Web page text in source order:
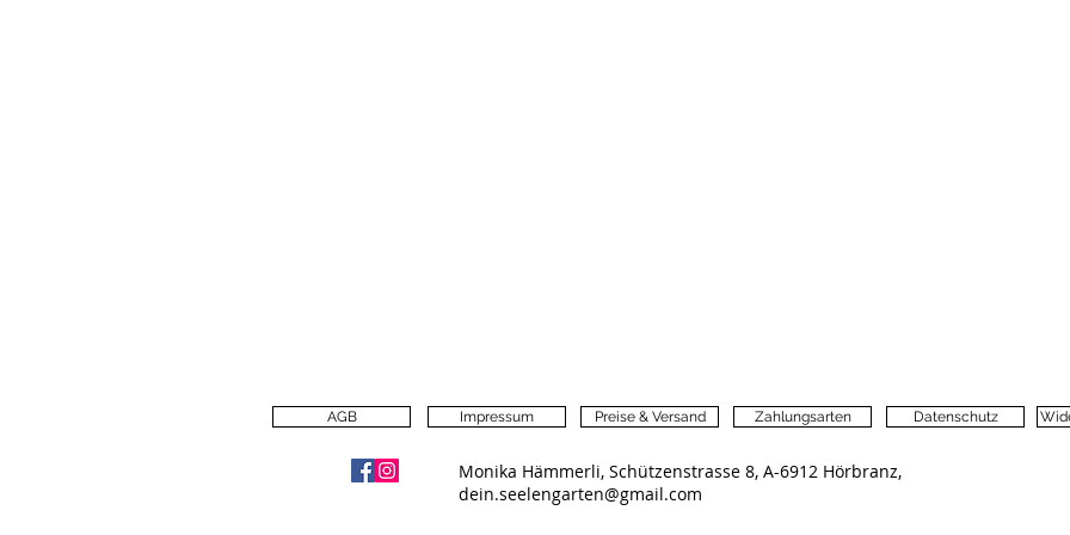
AGB Impressum Preise & Versand Zahlungsarten Datenschutz
Monika Hämmerli, Schützenstrasse 8, A-6912 Hörbranz,
dein.seelengarten@gmail.com